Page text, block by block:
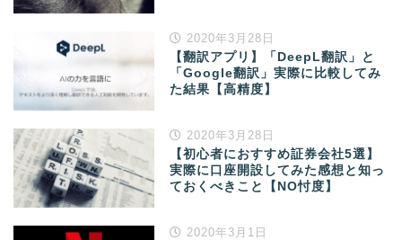
2020年3月28日
【翻訳アプリ】「DeepL翻訳」と
「Google翻訳」実際に比較してみ
た結果【高精度】
2020年3月28日
【初心者におすすめ証券会社5選】
実際に口座開設してみた感想と知っ
ておくべきこと【NO忖度】
2020年3月1日